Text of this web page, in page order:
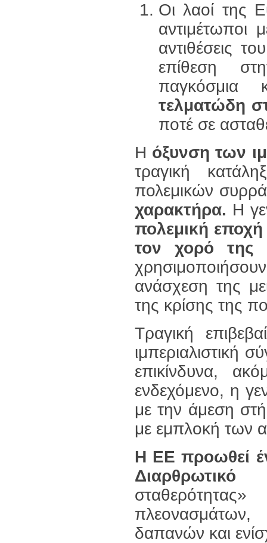
Οι λαοί της
αντιμέτωποι
αντιθέσεις
επίθεση
παγκόσμια
τελματώδη
ποτέ σε
Η όξυνση των
τραγική
πολεμικών
χαρακτήρα. Η
πολεμική
τον χορό της
ανάσχεση της
της κρίσης της
Τραγική
ιμπεριαλιστική
επικίνδυνα,
ενδεχόμενο, η
με την άμεση
με εμπλοκή των
H EE προωθεί
Διαρθρωτικό
δαπανών και